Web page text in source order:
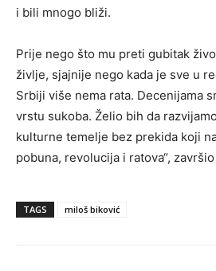
i bili mnogo bliži.
Prije nego što mu preti gubitak
življe, sjajnije nego kada je sve u
Srbiji više nema rata. Decenijama
vrstu sukoba. Želio bih da
kulturne temelje bez prekida koji
pobuna, revolucija i ratova“,
TAGS miloš biković